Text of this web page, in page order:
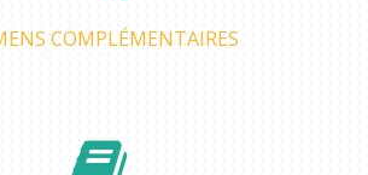
COMPLÉMENTAIRES